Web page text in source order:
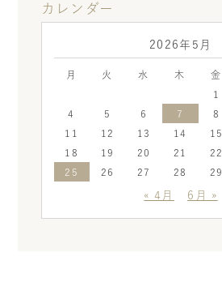
カレンダー
2026年5月
月 火 水 木 金
1
4
5 6 7 8
11
12 13 14 15
18
19 20 21 22
25
26 27 28 29
« 4月 6月 »